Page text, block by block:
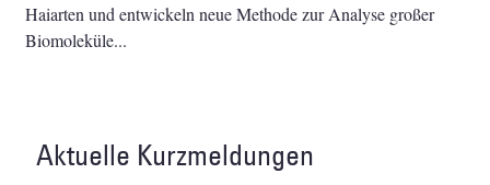
Haiarten und entwickeln neue Methode zur Analyse großer
Biomoleküle
Aktuelle Kurzmeldungen